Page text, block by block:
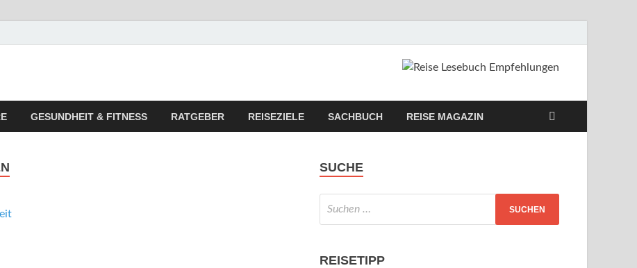
Reise Tipps
GESUNDHEIT & FITNESS RATGEBER REISEZIELE SACHBUCH REISE MAGAZIN
SUCHE
REISETIPP